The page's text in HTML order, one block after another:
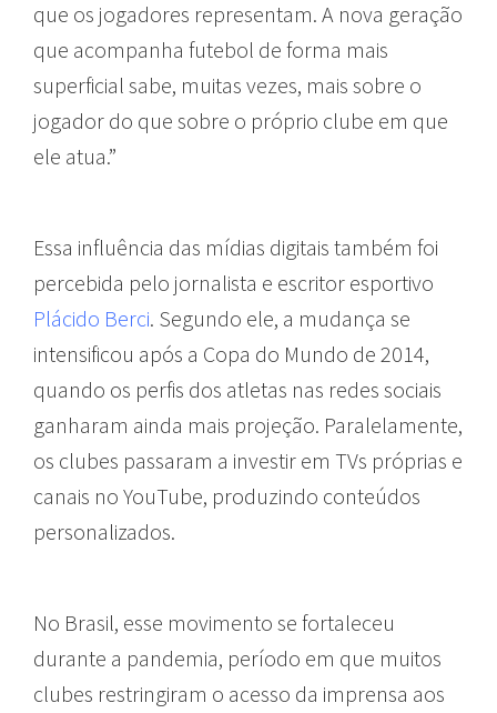
que os jogadores representam. A nova geração
que acompanha futebol de forma mais
superficial sabe, muitas vezes, mais sobre o
jogador do que sobre o próprio clube em que
ele atua.”
Essa influência das mídias digitais também foi
percebida pelo jornalista e escritor esportivo
Plácido Berci. Segundo ele, a mudança se
intensificou após a Copa do Mundo de 2014,
quando os perfis dos atletas nas redes sociais
ganharam ainda mais projeção. Paralelamente,
os clubes passaram a investir em TVs próprias e
canais no YouTube, produzindo conteúdos
personalizados.
No Brasil, esse movimento se fortaleceu
durante a pandemia, período em que muitos
clubes restringiram o acesso da imprensa aos